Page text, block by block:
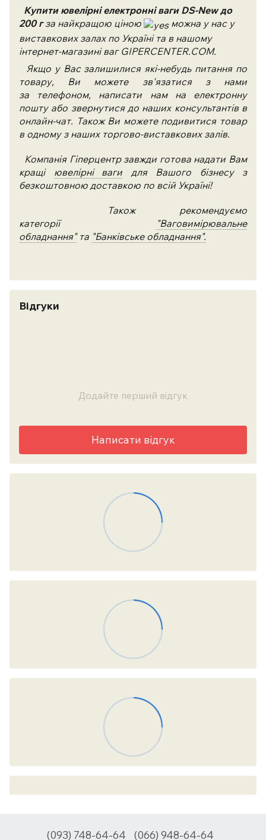
Купити ювелірні електронні ваги DS-New до
200 гза найкращою ціною
можна у нас у
виставкових залах по Україні та в нашому
інтернет-магазині ваг GIPERCENTER.COM.
Якщо у Вас залишилися які-небудь питання по
товару, Ви можете зв'язатися з нами
за телефоном, написати нам на електронну
пошту або звернутися до наших консультантів в
онлайн-чат. Також Ви можете подивитися товар
в одному з наших торгово-виставкових залів.
Компанія Гіперцентр завжди готова надати Вам
кращі ювелірні ваги для Вашого бізнесу з
безкоштовною доставкою по всій Україні!
Також рекомендуємо
категорії
"Ваговимірювальне
обладнання"та "Банківське обладнання".
Відгуки
Додайте перший відгук
Написати відгук
(093) 748-64-64 (066) 948-64-64